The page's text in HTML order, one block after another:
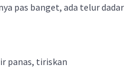
pas banget, ada telur dadar
panas, tiriskan